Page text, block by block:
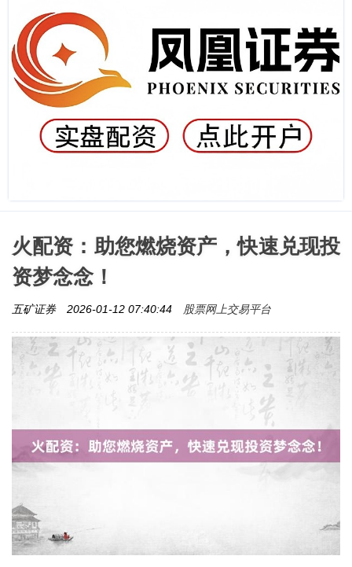
火配资：助您燃烧资产，快速兑现投
资梦念念！
五矿证券 2026-01-12 07:40:44 股票网上交易平台